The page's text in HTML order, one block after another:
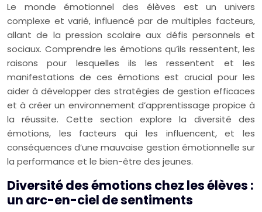
Le monde émotionnel des élèves est un univers
complexe et varié, influencé par de multiples facteurs,
allant de la pression scolaire aux défis personnels et
sociaux. Comprendre les émotions qu’ils ressentent, les
raisons pour lesquelles ils les ressentent et les
manifestations de ces émotions est crucial pour les
aider à développer des stratégies de gestion efficaces
et à créer un environnement d’apprentissage propice à
la réussite. Cette section explore la diversité des
émotions, les facteurs qui les influencent, et les
conséquences d’une mauvaise gestion émotionnelle sur
la performance et le bien-être des jeunes.
Diversité des émotions chez les élèves :
un arc-en-ciel de sentiments